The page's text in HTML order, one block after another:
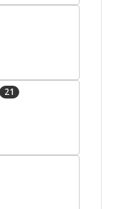
21